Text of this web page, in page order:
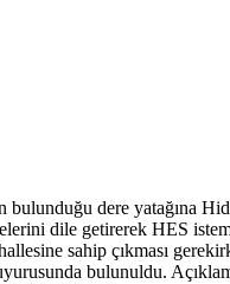
bulunduğu dere yatağına
dile getirerek HES
sahip çıkması
bulunuldu.